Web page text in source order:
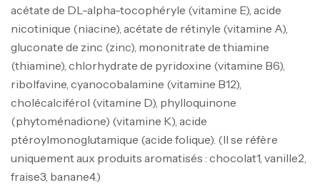
acétate de DL-alpha-tocophéryle (vitamine E), acide
nicotinique (niacine), acétate de rétinyle (vitamine A),
gluconate de zinc (zinc), mononitrate de thiamine
(thiamine), chlorhydrate de pyridoxine (vitamine B6),
ribolfavine, cyanocobalamine (vitamine B12),
cholécalciférol (vitamine D), phylloquinone
(phytoménadione) (vitamine K), acide
ptéroylmonoglutamique (acide folique). (Il se réfère
uniquement aux produits aromatisés : chocolat1, vanille2,
fraise3, banane4.)